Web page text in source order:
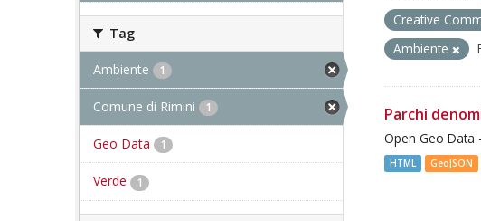
Tag
Ambiente 1
Comune di Rimini 1
Geo Data 1
Verde 1
Creative
Ambiente
Parchi
Open Geo Data
HTML GeoJSON